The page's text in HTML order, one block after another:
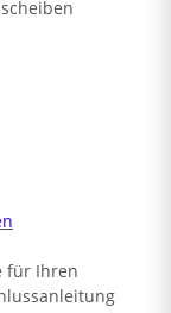
für Ihren